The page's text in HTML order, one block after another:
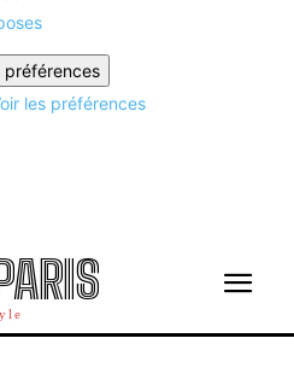
préférences
les préférences